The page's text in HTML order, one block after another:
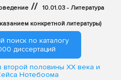
// 10.01.03 - Литература
конкретной литературы)
поиск по каталогу
диссертаций
второй половины XX века и
Нотебоома